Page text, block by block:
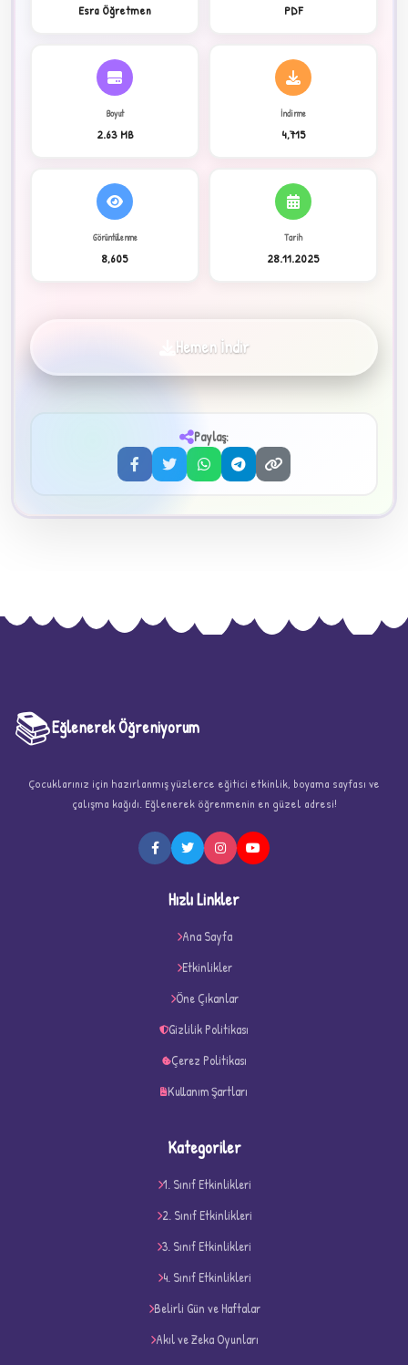
D
Esra Öğretmen PDF
Boyut
2.63 MB
İndirme
4,715
Görüntülenme
8,605
Tarih
28.11.2025
Hemen İndir
Paylaş:
📚Eğlenerek Öğreniyorum
Çocuklarınız için hazırlanmış yüzlerce eğitici etkinlik, boyama sayfası ve
çalışma kağıdı. Eğlenerek öğrenmenin en güzel adresi!
Hızlı Linkler
Ana Sayfa
Etkinlikler
Öne Çıkanlar
Gizlilik Politikası
Çerez Politikası
Kullanım Şartları
Kategoriler
1. Sınıf Etkinlikleri
2. Sınıf Etkinlikleri
3. Sınıf Etkinlikleri
4. Sınıf Etkinlikleri
Belirli Gün ve Haftalar
Akıl ve Zeka Oyunları